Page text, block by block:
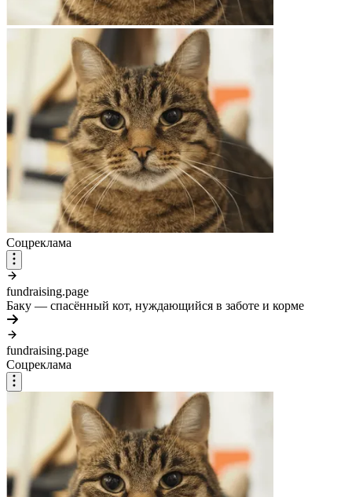
Соцреклама
fundraising.page
Баку — спасённый кот, нуждающийся в заботе и корме
fundraising.page
Соцреклама